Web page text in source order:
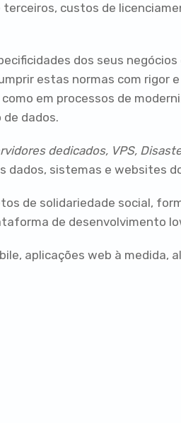
custos de
dos seus
estas normas com rigor
em processos de
dados.
dedicados, VPS,
dados, sistemas e websites
de solidariedade social,
de desenvolvimento
aplicações web à medida,